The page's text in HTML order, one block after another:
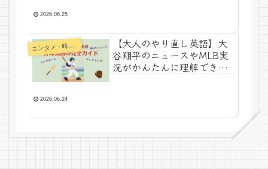
2026.06.25
エ
ンタメ・時事ネタ
【大人のやり直し英語】大
谷翔平のニュースやMLB実
況がかんたんに理解できる
2026.06.24